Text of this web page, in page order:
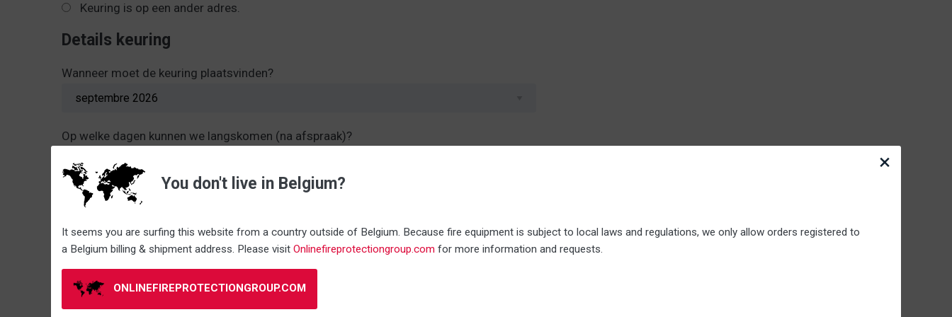
Keuring is op een ander adres.
Details keuring
Wanneer moet de keuring plaatsvinden?
Op welke dagen kunnen we langskomen (na afspraak)?
Maandag Dinsdag Woensdag
voormiddag voormiddag voormiddag
Aantal brandblussers
×
You don't live in Belgium?
It seems you are surfing this website from a country outside of Belgium. Because fire equipment is subject to local laws and regulations, we only allow orders registered to
a Belgium billing & shipment address. Please visitOnlinefireprotectiongroup.com for more information and requests.
ONLINEFIREPROTECTIONGROUP.COM